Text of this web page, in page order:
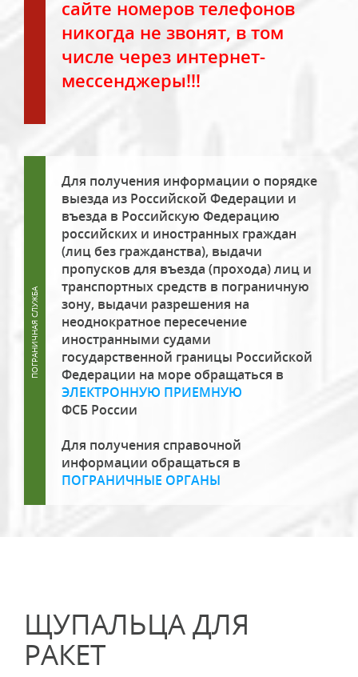
сайте номеров телефонов
никогда не звонят, в том
числе через интернет-
мессенджеры!!!
Для получения информации о порядке
выезда из Российской Федерации и
въезда в Российскую Федерацию
российских и иностранных граждан
(лиц без гражданства), выдачи
пропусков для въезда (прохода) лиц и
транспортных средств в пограничную
зону, выдачи разрешения на
неоднократное пересечение
иностранными судами
государственной границы Российской
Федерации на море обращаться в
ЭЛЕКТРОННУЮ ПРИЕМНУЮ
ФСБ России
Для получения справочной
информации обращаться в
ПОГРАНИЧНЫЕ ОРГАНЫ
ЩУПАЛЬЦА ДЛЯ
РАКЕТ